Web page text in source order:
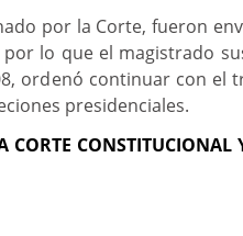
por la Corte, fueron
lo que el magistrado
ordenó continuar con el
presidenciales.
CORTE CONSTITUCIONAL